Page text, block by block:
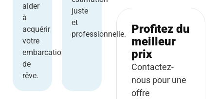
aider
à
acquérir
votre
embarcation
de
rêve.
juste
et
professionnelle.
Profitez du
meilleur
prix
Contactez-
nous pour une
offre